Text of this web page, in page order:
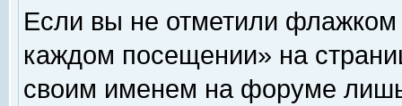
Если вы не отметили флажком
каждом посещении» на
своим именем на форуме